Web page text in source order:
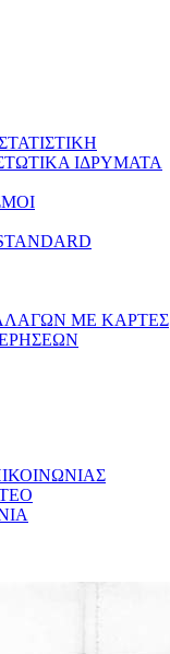
ΙΔΡΥΜΑΤΑ
ΜΕ ΚΑΡΤΕΣ